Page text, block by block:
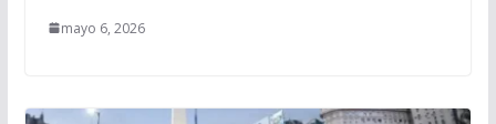
mayo 6, 2026